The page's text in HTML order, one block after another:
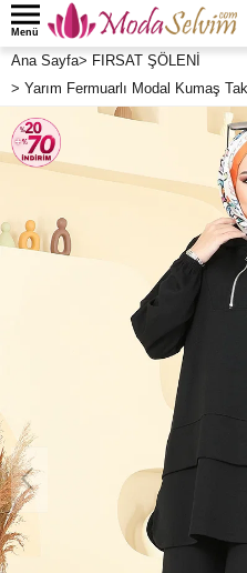
Menü
Ana Sayfa> FIRSAT ŞÖLENİ
> Yarım Fermuarlı Modal Kumaş